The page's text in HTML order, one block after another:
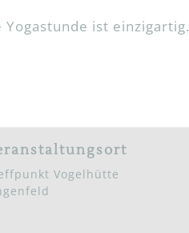
Yogastunde ist einzigartig.
Vogelhütte